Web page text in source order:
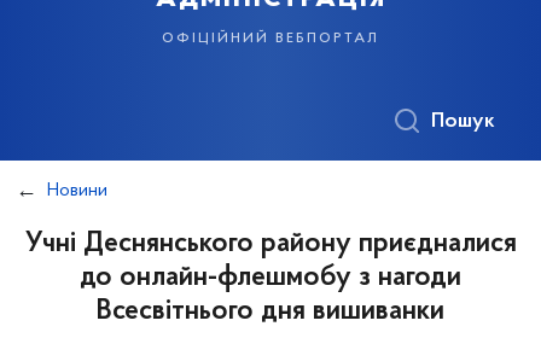
офіційний вебпортал
Пошук
Новини
Учні Деснянського району приєдналися
до онлайн-флешмобу з нагоди
Всесвітнього дня вишиванки